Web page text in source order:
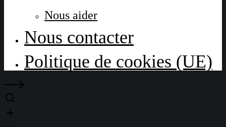
Nous aider
Nous contacter
Politique de cookies (UE)